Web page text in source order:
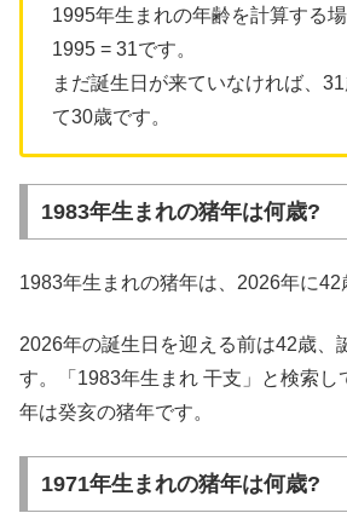
1995年生まれの年齢を計算する
1995 = 31です。
まだ誕生日が来ていなければ、
て30歳です。
1983年生まれの猪年は何歳?
1983年生まれの猪年は、2026年に42
2026年の誕生日を迎える前は42歳、
す。「1983年生まれ 干支」と検索し
年は癸亥の猪年です。
1971年生まれの猪年は何歳?